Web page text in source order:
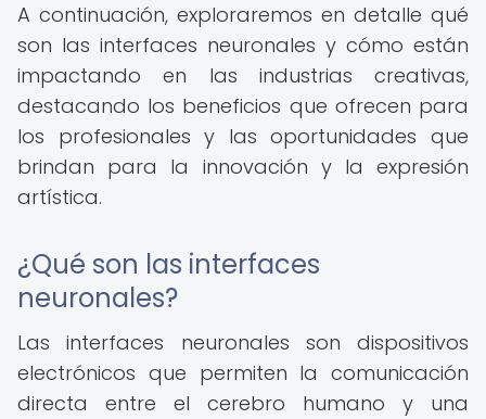
A continuación, exploraremos en detalle qué
son las interfaces neuronales y cómo están
impactando en las industrias creativas,
destacando los beneficios que ofrecen para
los profesionales y las oportunidades que
brindan para la innovación y la expresión
artística.
¿Qué son las interfaces
neuronales?
Las interfaces neuronales son dispositivos
electrónicos que permiten la comunicación
directa entre el cerebro humano y una